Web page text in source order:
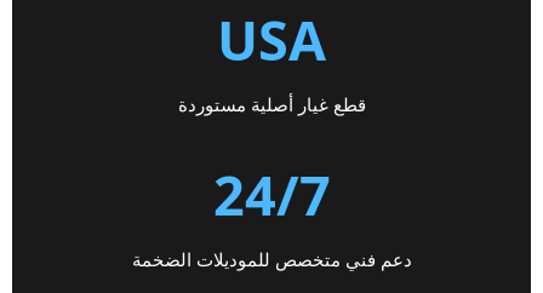
USA
قطع غيار أصلية مستوردة
24/7
دعم فني متخصص للموديلات الضخمة